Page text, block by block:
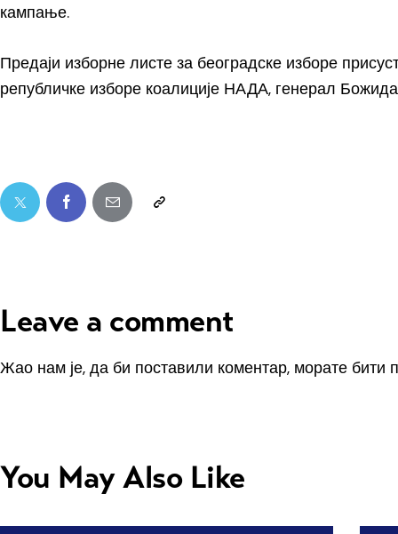
кампање.
Предаји изборне листе за београдске изборе
републичке изборе коалиције НАДА, генерал
Leave a comment
Жао нам је, да би поставили коментар, морате бити
You May Also Like